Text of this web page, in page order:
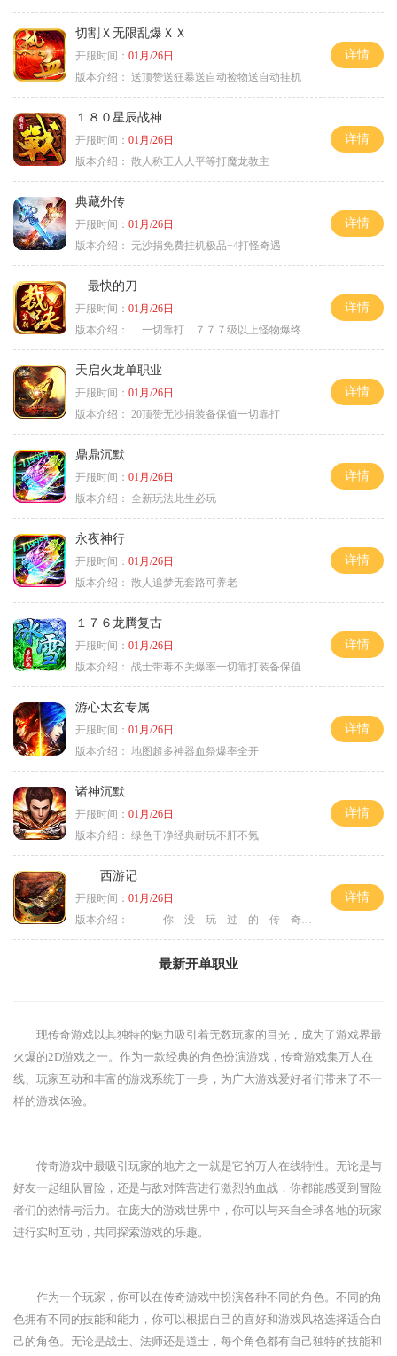
切割Ｘ无限乱爆ＸＸ
开服时间： 01月/26日
版本介绍： 送顶赞送狂暴送自动捡物送自动挂机
详情
１８０星辰战神
开服时间： 01月/26日
版本介绍： 散人称王人人平等打魔龙教主
详情
典藏外传
开服时间： 01月/26日
版本介绍： 无沙捐免费挂机极品+4打怪奇遇
详情
最快的刀
开服时间： 01月/26日
版本介绍：
一切靠打 ７７７级以上怪物爆终极
详情
天启火龙单职业
开服时间： 01月/26日
版本介绍： 20顶赞无沙捐装备保值一切靠打
详情
鼎鼎沉默
开服时间： 01月/26日
版本介绍： 全新玩法此生必玩
详情
永夜神行
开服时间： 01月/26日
版本介绍： 散人追梦无套路可养老
详情
１７６龙腾复古
开服时间： 01月/26日
版本介绍： 战士带毒不关爆率一切靠打装备保值
详情
游心太玄专属
开服时间： 01月/26日
版本介绍： 地图超多神器血祭爆率全开
详情
诸神沉默
开服时间： 01月/26日
版本介绍： 绿色干净经典耐玩不肝不氪
详情
西游记
开服时间： 01月/26日
版本介绍：
你 没 玩 过 的 传 奇
详情
最新开单职业
现传奇游戏以其独特的魅力吸引着无数玩家的目光，成为了游戏界最
火爆的2D游戏之一。作为一款经典的角色扮演游戏，传奇游戏集万人在
线、玩家互动和丰富的游戏系统于一身，为广大游戏爱好者们带来了不一
样的游戏体验。
传奇游戏中最吸引玩家的地方之一就是它的万人在线特性。无论是与
好友一起组队冒险，还是与敌对阵营进行激烈的血战，你都能感受到冒险
者们的热情与活力。在庞大的游戏世界中，你可以与来自全球各地的玩家
进行实时互动，共同探索游戏的乐趣。
作为一个玩家，你可以在传奇游戏中扮演各种不同的角色。不同的角
色拥有不同的技能和能力，你可以根据自己的喜好和游戏风格选择适合自
己的角色。无论是战士、法师还是道士，每个角色都有自己独特的技能和